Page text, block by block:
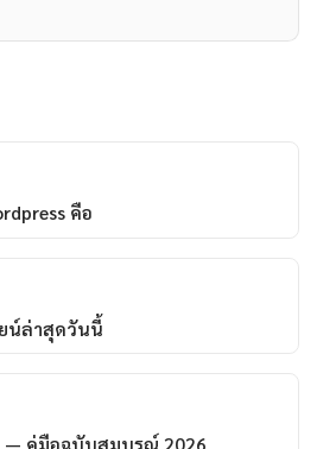
คือ
น์ล่าสุดวันนี้
— คู่มือฉบับสมบูรณ์ 2026